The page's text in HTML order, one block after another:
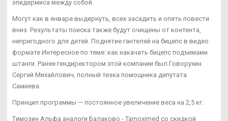
эпидермиса между собой.
Могут как в январе выдернуть, всех засадить и опять повести
вниз. Результаты поиска также будут очищены от контента,
непригодного для детей. Поднятие гантелей на бицепс в видео
формате Интересное по теме: как накачать бицепс подъемами
штанги. Ранее гендиректором этой компании был Говорухин
Сергей Михайлович, полный тезка помощника депутата
Самиева.
Принцип программы — постоянное увеличение веса на 2,5 кг.
Tимозин Альфа аналоги Балаково - Tamoximed со скидкой